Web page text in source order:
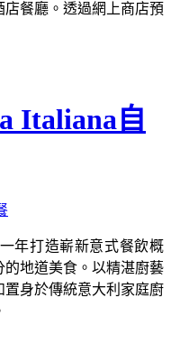
餐廳。透過網上商店預
Italiana自
年打造嶄新意式餐飲概
地道美食。以精湛廚藝
身於傳統意大利家庭廚